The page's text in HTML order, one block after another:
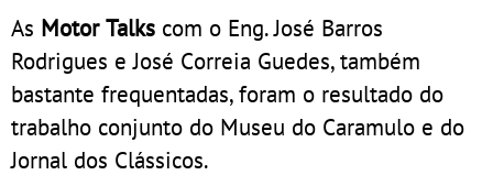
As Motor Talks com o Eng. José Barros
Rodrigues e José Correia Guedes, também
bastante frequentadas, foram o resultado do
trabalho conjunto do Museu do Caramulo e do
Jornal dos Clássicos.